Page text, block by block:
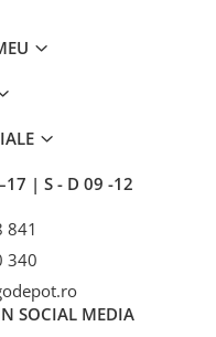
| S - D 09 -12
841
340
SOCIAL MEDIA